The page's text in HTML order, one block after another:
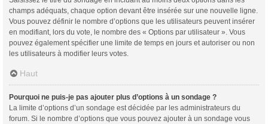
champs adéquats, chaque option devant être insérée sur une nouvelle ligne.
Vous pouvez définir le nombre d’options que les utilisateurs peuvent insérer
en modifiant, lors du vote, le nombre des « Options par utilisateur ». Vous
pouvez également spécifier une limite de temps en jours et autoriser ou non
les utilisateurs à modifier leurs votes.
Haut
Pourquoi ne puis-je pas ajouter plus d’options à un sondage ?
La limite d’options d’un sondage est décidée par les administrateurs du
forum. Si le nombre d’options que vous pouvez ajouter à un sondage vous